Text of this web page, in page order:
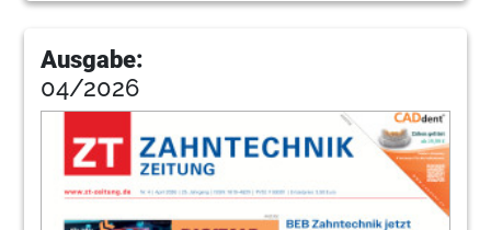
Ausgabe:
04/2026